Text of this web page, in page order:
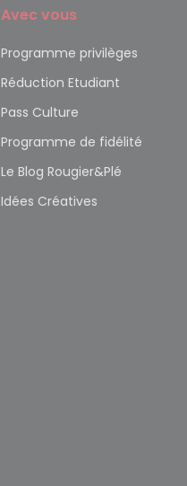
Avec vous
Programme privilèges
Réduction Etudiant
Pass Culture
Programme de fidélité
Le Blog Rougier&Plé
Idées Créatives